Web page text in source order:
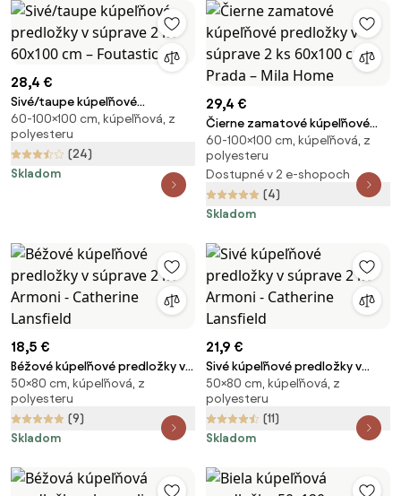
28,4 €
Sivé/taupe kúpeľňové
predložky v súprave 2 ks
60x100 cm – Foutastic
60-100×100 cm, kúpeľňová, z
polyesteru
(24)
Skladom
29,4 €
Čierne zamatové kúpeľňové
predložky v súprave 2 ks
60x100 cm Prada – Mila Home
60-100×100 cm, kúpeľňová, z
polyesteru
Dostupné v 2 e-shopoch
(4)
Skladom
18,5 €
Béžové kúpeľňové predložky v
súprave 2 ks Armoni - Catherine
Lansfield
50×80 cm, kúpeľňová, z
polyesteru
(9)
Skladom
21,9 €
Sivé kúpeľňové predložky v
súprave 2 ks Armoni - Catherine
Lansfield
50×80 cm, kúpeľňová, z
polyesteru
(11)
Skladom